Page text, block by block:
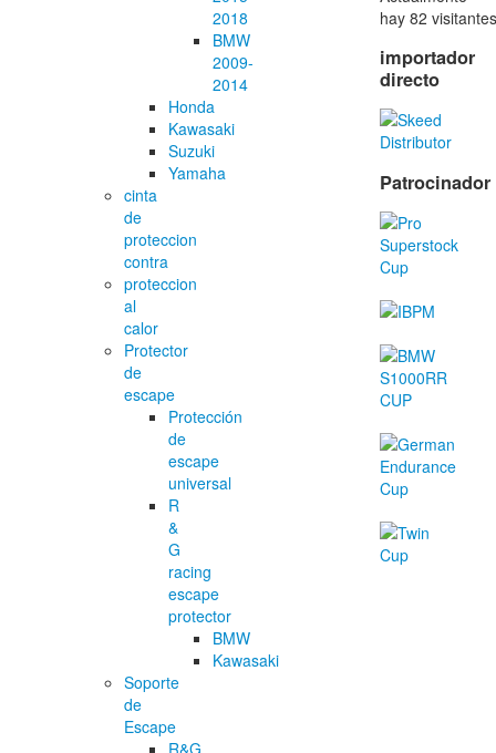
2018
BMW
2009-
2014
Honda
Kawasaki
Suzuki
Yamaha
cinta
de
proteccion
contra
proteccion
al
calor
Protector
de
escape
Protección
de
escape
universal
R
&
G
racing
escape
protector
BMW
Kawasaki
Soporte
de
Escape
R&G
hay 82
importador
directo
Patrocinador